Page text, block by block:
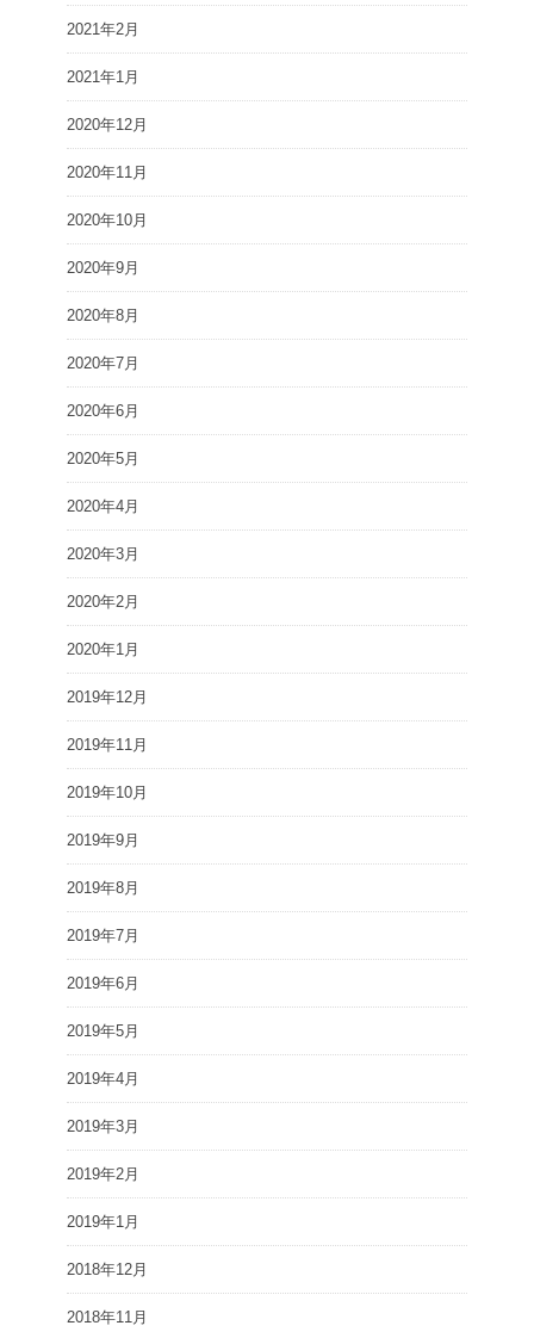
2021年2月
2021年1月
2020年12月
2020年11月
2020年10月
2020年9月
2020年8月
2020年7月
2020年6月
2020年5月
2020年4月
2020年3月
2020年2月
2020年1月
2019年12月
2019年11月
2019年10月
2019年9月
2019年8月
2019年7月
2019年6月
2019年5月
2019年4月
2019年3月
2019年2月
2019年1月
2018年12月
2018年11月